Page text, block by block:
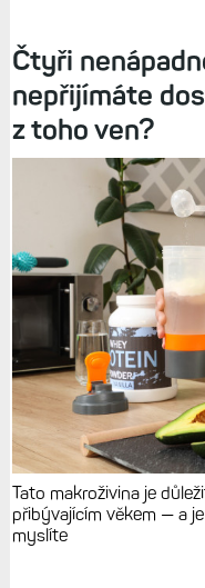
Čtyři
nepřijímáte
z toho ven?
Tato makroživina je
přibývajícím věkem — a
myslíte